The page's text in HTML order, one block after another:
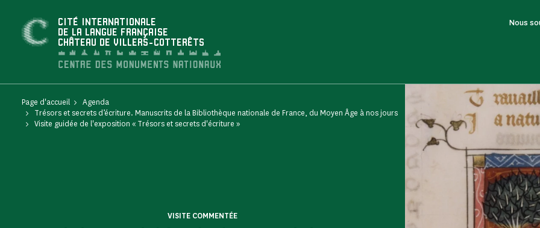
CITÉ INTERNATIONALE
DE LA LANGUE FRANÇAISE
CHÂTEAU DE VILLERS-COTTERÊTS
Nous
Page d'accueil
Agenda
Trésors et secrets d’écriture. Manuscrits de la Bibliothèque nationale de France, du Moyen Âge à nos jours
Visite guidée de l'exposition « Trésors et secrets d'écriture »
VISITE COMMENTÉE